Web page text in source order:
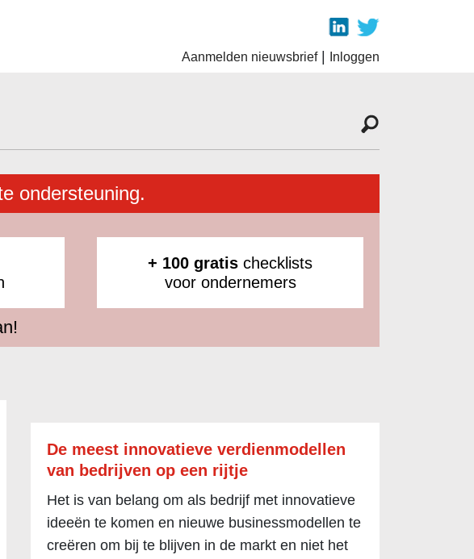
Aanmelden nieuwsbrief| Inloggen
ondersteuning.
+ 100 gratis checklists
voor ondernemers
De meest innovatieve verdienmodellen
van bedrijven op een rijtje
Het is van belang om als bedrijf met innovatieve
ideeën te komen en nieuwe businessmodellen te
creëren om bij te blijven in de markt en niet het